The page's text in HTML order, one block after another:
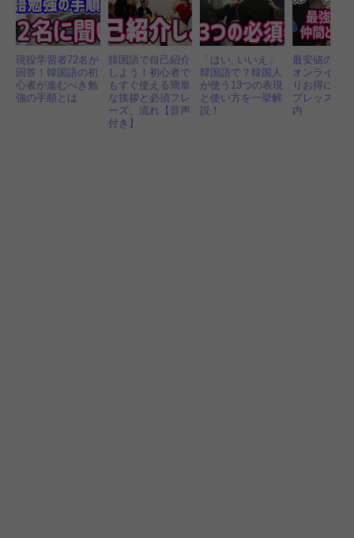
現役学習者72名が
回答！韓国語の初
心者が進むべき勉
強の手順とは
韓国語で自己紹介
しよう！初心者で
もすぐ使える簡単
な挨拶と必須フレ
ーズ、流れ【音声
付き】
「はい, いいえ」
韓国語で？韓国人
が使う13つの表現
と使い方を一挙解
説！
最安値の「
オンライン
りお得に！
プレッスン
内